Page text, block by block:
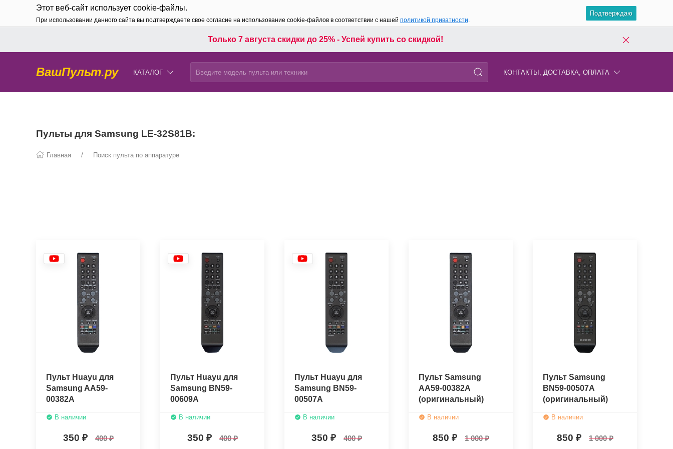
Этот веб-сайт использует cookie-файлы.
При использовании данного сайта вы подтверждаете свое согласие на использование cookie-файлов в соответствии с нашей политикой приватности.
Подтверждаю
Только 7 августа скидки до 25% - Успей купить со скидкой!
ВашПульт.ру КАТАЛОГ КОНТАКТЫ, ДОСТАВКА, ОПЛАТА
Пульты для Samsung LE-32S81B:
Главная Поиск пульта по аппаратуре
Пульт Huayu для
Samsung AA59-
00382A
В наличии
350 400
Пульт Huayu для
Samsung BN59-
00609A
В наличии
350 400
Пульт Huayu для
Samsung BN59-
00507A
В наличии
350 400
Пульт Samsung
AA59-00382A
(оригинальный)
В наличии
850 1 000
Пульт Samsung
BN59-00507A
(оригинальный)
В наличии
850 1 000